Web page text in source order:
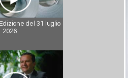
del 31 luglio
2026